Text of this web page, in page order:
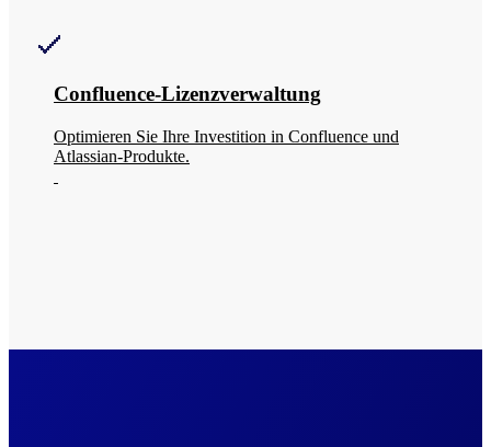
Confluence-Lizenzverwaltung
Optimieren Sie Ihre Investition in Confluence und
Atlassian-Produkte.